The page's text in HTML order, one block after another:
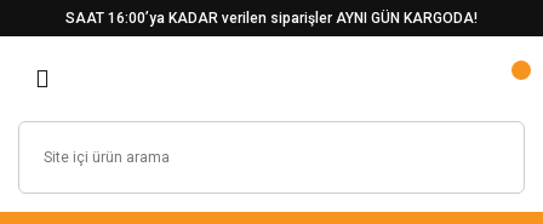
SAAT 16:00’ya KADAR verilen siparişler AYNI GÜN KARGODA!